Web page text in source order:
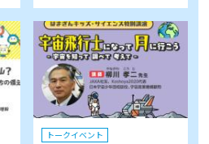
トークイベント